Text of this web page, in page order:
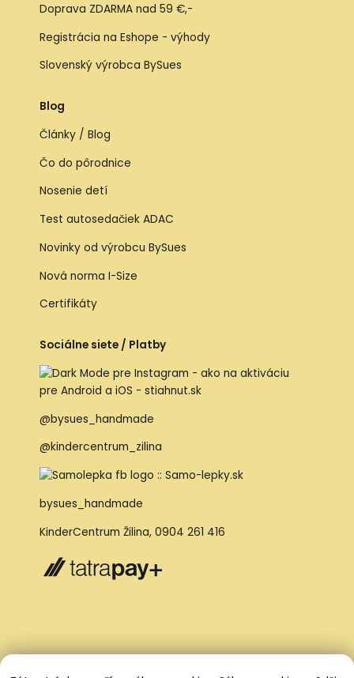
Doprava ZDARMA nad 59 €,-
Registrácia na Eshope - výhody
Slovenský výrobca BySues
Blog
Články / Blog
Čo do pôrodnice
Nosenie detí
Test autosedačiek ADAC
Novinky od výrobcu BySues
Nová norma I-Size
Certifikáty
Sociálne siete / Platby
@bysues_handmade
@kindercentrum_zilina
bysues_handmade
KinderCentrum Žilina, 0904 261 416